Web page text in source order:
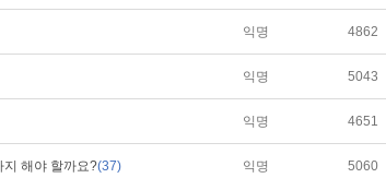
익명 4862
익명 5043
익명 4651
지 해야 할까요?(37) 익명 5060